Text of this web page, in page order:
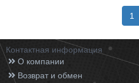
1
Контактная информация
О компании
Возврат и обмен